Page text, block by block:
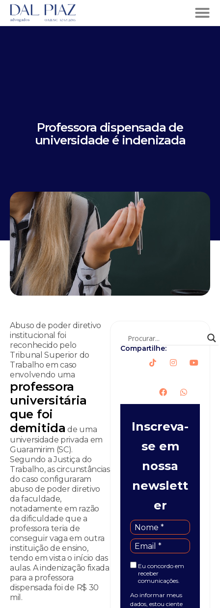
Professora dispensada de
universidade é indenizada
Abuso de poder diretivo
institucional foi
reconhecido pelo
Tribunal Superior do
Trabalho em caso
envolvendo uma
professora
universitária
que foi
demitida de uma
universidade privada em
Guaramirim (SC).
Segundo a Justiça do
Trabalho, as circunstâncias
do caso configuraram
abuso de poder diretivo
da faculdade,
notadamente em razão
da dificuldade que a
professora teria de
conseguir vaga em outra
instituição de ensino,
tendo em vista o início das
aulas. A indenização fixada
para a professora
dispensada foi de R$ 30
mil.
Compartilhe:
Inscreva-
se em
nossa
newslett
er
Eu concordo em
receber
comunicações.
Ao informar meus
dados, estou ciente